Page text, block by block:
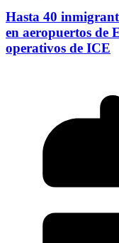
Hasta 40
en aeropuertos de
operativos de ICE